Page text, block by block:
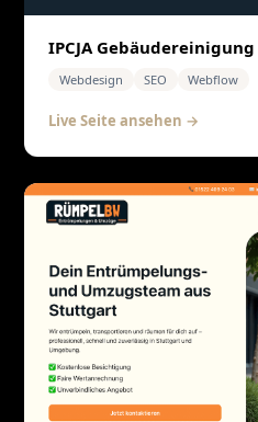
IPCJA Gebäudereinigung
Webdesign SEO Webflow
Live Seite ansehen →